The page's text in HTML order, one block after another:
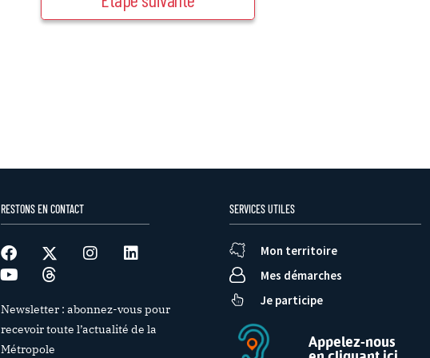
RESTONS EN CONTACT
Newsletter : abonnez-vous pour
recevoir toute l’actualité de la
Métropole
SERVICES UTILES
Mon territoire
Mes démarches
Je participe
Appelez-nous